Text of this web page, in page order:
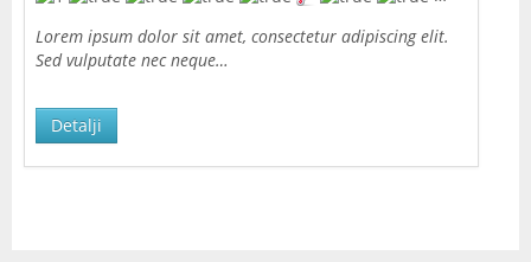
Lorem ipsum dolor sit amet, consectetur adipiscing elit.
Sed vulputate nec neque…
Detalji